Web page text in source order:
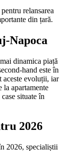
relansarea
din țară.
Napoca
dinamica piață
hand este în
aceste evoluții, iar
la apartamente
situate în
2026
2026, specialiștii